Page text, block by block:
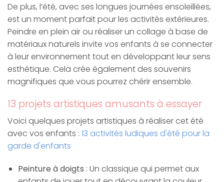
De plus, l’été, avec ses longues journées ensoleillées,
est un moment parfait pour les activités extérieures.
Peindre en plein air ou réaliser un collage à base de
matériaux naturels invite vos enfants à se connecter
à leur environnement tout en développant leur sens
esthétique. Cela crée également des souvenirs
magnifiques que vous pourrez chérir ensemble.
13 projets artistiques amusants à essayer
Voici quelques projets artistiques à réaliser cet été
avec vos enfants : 13 activités ludiques d'été pour la
garde d'enfants
Peinture à doigts : Un classique qui permet aux